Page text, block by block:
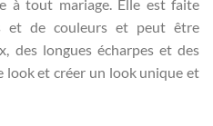
à tout mariage. Elle est faite
et de couleurs et peut être
des longues écharpes et des
look et créer un look unique et